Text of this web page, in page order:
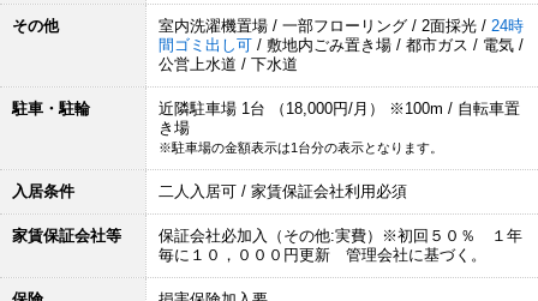
その他 室内洗濯機置場 / 一部フローリング / 2面採光 / 24時
間ゴミ出し可 / 敷地内ごみ置き場 / 都市ガス / 電気 /
公営上水道 / 下水道
駐車・駐輪
近隣駐車場 1台 （18,000円/月） ※100m / 自転車置
き場
※駐車場の金額表示は1台分の表示となります。
入居条件 二人入居可 / 家賃保証会社利用必須
家賃保証会社等
保証会社必加入（その他:実費）※初回５０％ １年
毎に１０，０００円更新 管理会社に基づく。